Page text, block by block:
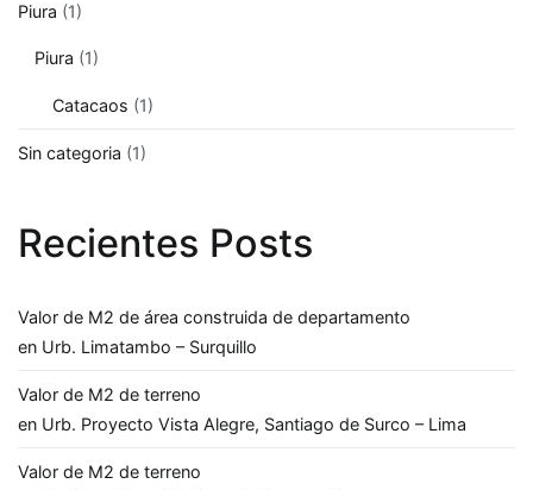
Piura (1)
Piura (1)
Catacaos (1)
Sin categoria (1)
Recientes Posts
Valor de M2 de área construida de departamento
en Urb. Limatambo – Surquillo
Valor de M2 de terreno
en Urb. Proyecto Vista Alegre, Santiago de Surco – Lima
Valor de M2 de terreno